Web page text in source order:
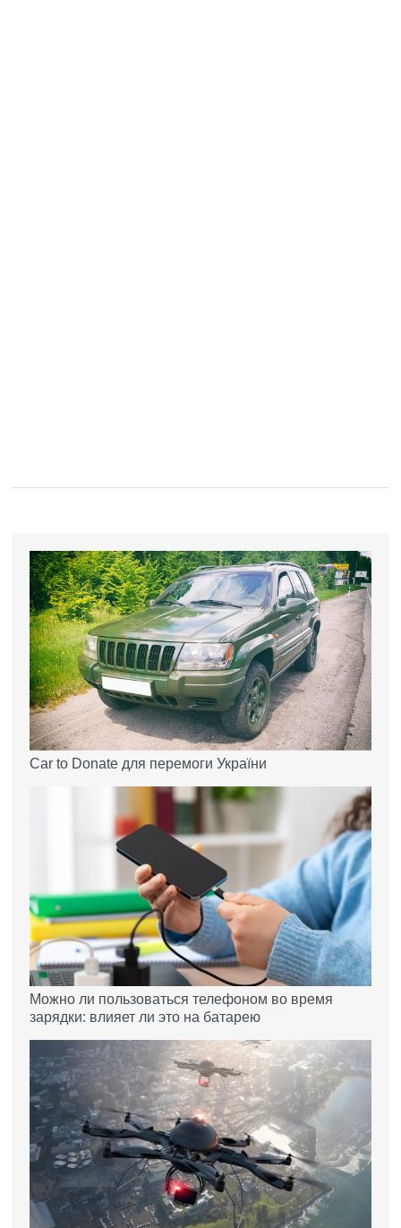
Car to Donate для перемоги України
Можно ли пользоваться телефоном во время
зарядки: влияет ли это на батарею